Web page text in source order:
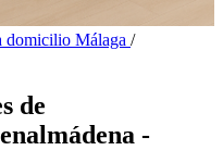
domicilio Málaga /
de
-